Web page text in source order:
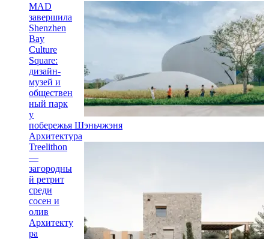
MAD
завершила
Shenzhen
Bay
Culture
Square:
дизайн-
музей и
обществен
ный парк
у
побережья Шэньчжэня
Архитектура
Treelithon
—
загородны
й ретрит
среди
сосен и
олив
Архитекту
ра